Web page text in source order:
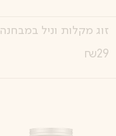
זוג מקלות וניל במבחנה
29
₪